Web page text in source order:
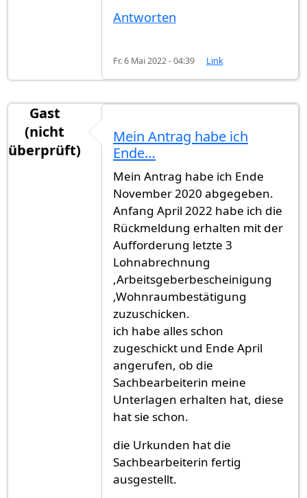
Antworten
Fr. 6 Mai 2022 - 04:39 Link
Gast
(nicht
überprüft)
Mein Antrag habe ich
Ende…
Mein Antrag habe ich Ende
November 2020 abgegeben.
Anfang April 2022 habe ich die
Rückmeldung erhalten mit der
Aufforderung letzte 3
Lohnabrechnung
,Arbeitsgeberbescheinigung
,Wohnraumbestätigung
zuzuschicken.
ich habe alles schon
zugeschickt und Ende April
angerufen, ob die
Sachbearbeiterin meine
Unterlagen erhalten hat, diese
hat sie schon.
die Urkunden hat die
Sachbearbeiterin fertig
ausgestellt.